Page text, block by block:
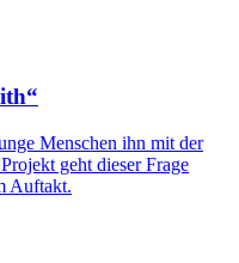
Menschen ihn mit der
geht dieser Frage
Auftakt.